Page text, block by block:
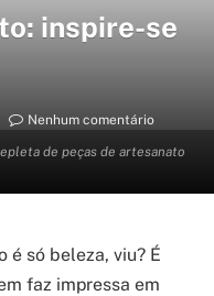
de peças de artesanato
inspire-se
Nenhum comentário
é só beleza, viu? É
faz impressa em